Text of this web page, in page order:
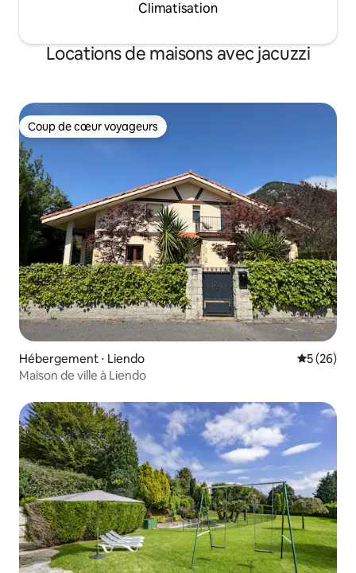
Climatisation
Locations de maisons avec jacuzzi
Coup de cœur voyageurs
Coup de cœur voyageurs
Hébergement ⋅ Liendo
5 (26)
Maison de ville à Liendo